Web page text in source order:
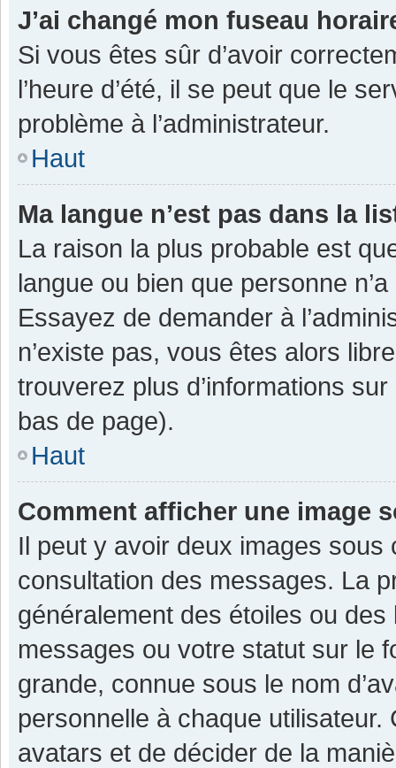
J’ai changé mon fuseau
Si vous êtes sûr d’avoir
l’heure d’été, il se peut que le
problème à l’administrateur.
Haut
Ma langue n’est pas dans la
La raison la plus probable est
langue ou bien que personne
Essayez de demander à
n’existe pas, vous êtes alors
trouverez plus d’informations
bas de page).
Haut
Comment afficher une image
Il peut y avoir deux images sous
consultation des messages. La
généralement des étoiles ou
messages ou votre statut sur le
grande, connue sous le nom
personnelle à chaque utilisateur.
avatars et de décider de la